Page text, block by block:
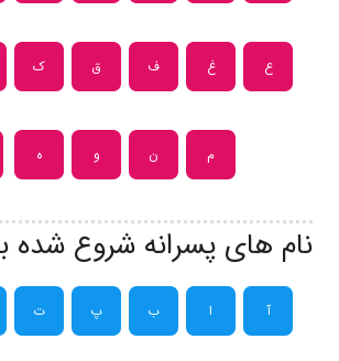
ع غ ف ق ک
م ن و ه
نام های پسرانه شروع شده
آ ا ب پ ت